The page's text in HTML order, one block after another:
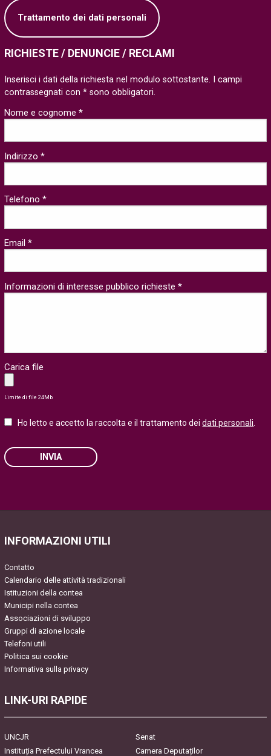
Trattamento dei dati personali
RICHIESTE / DENUNCIE / RECLAMI
Inserisci i dati della richiesta nel modulo sottostante. I campi
contrassegnati con * sono obbligatori.
Nome e cognome *
Indirizzo *
Telefono *
Email *
Informazioni di interesse pubblico richieste *
Carica file
Limite di file 24Mb
Ho letto e accetto la raccolta e il trattamento deidati personali.
INVIA
empty.
INFORMAZIONI UTILI
Contatto
Calendario delle attività tradizionali
Istituzioni della contea
Municipi nella contea
Associazioni di sviluppo
Gruppi di azione locale
Telefoni utili
Politica sui cookie
Informativa sulla privacy
LINK-URI RAPIDE
UNCJR
Senat
Instituția Prefectului Vrancea
Camera Deputaților